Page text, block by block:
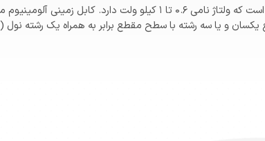
کابل آلومینیومی زمینی، نوعی کابل با هادی آلومینیوم است که